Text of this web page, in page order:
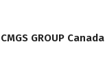
CMGS GROUP Canada